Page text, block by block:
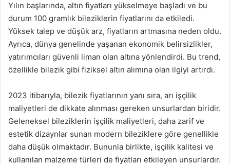
Yılın başlarında, altın fiyatları yükselmeye başladı ve bu
durum 100 gramlık bileziklerin fiyatlarını da etkiledi.
Yüksek talep ve düşük arz, fiyatların artmasına neden oldu.
Ayrıca, dünya genelinde yaşanan ekonomik belirsizlikler,
yatırımcıları güvenli liman olan altına yönlendirdi. Bu trend,
özellikle bilezik gibi fiziksel altın alımına olan ilgiyi artırdı.
2023 itibarıyla, bilezik fiyatlarının yanı sıra, arı işçilik
maliyetleri de dikkate alınması gereken unsurlardan biridir.
Geleneksel bileziklerin işçilik maliyetleri, daha zarif ve
estetik dizaynlar sunan modern bileziklere göre genellikle
daha düşük olmaktadır. Bununla birlikte, işçilik kalitesi ve
kullanılan malzeme türleri de fiyatları etkileyen unsurlardır.